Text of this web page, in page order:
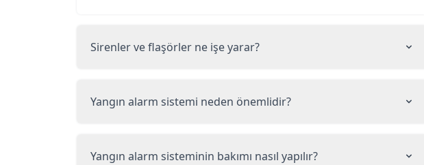
Sirenler ve flaşörler ne işe yarar?
Yangın alarm sistemi neden önemlidir?
Yangın alarm sisteminin bakımı nasıl yapılır?